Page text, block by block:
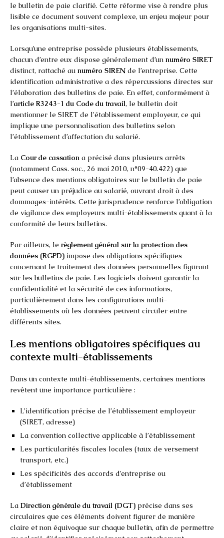
le bulletin de paie clarifié. Cette réforme vise à rendre plus
lisible ce document souvent complexe, un enjeu majeur pour
les organisations multi-sites.
Lorsqu’une entreprise possède plusieurs établissements,
chacun d’entre eux dispose généralement d’un numéro SIRET
distinct, rattaché au numéro SIREN de l’entreprise. Cette
identification administrative a des répercussions directes sur
l’élaboration des bulletins de paie. En effet, conformément à
l’article R3243-1 du Code du travail, le bulletin doit
mentionner le SIRET de l’établissement employeur, ce qui
implique une personnalisation des bulletins selon
l’établissement d’affectation du salarié.
La Cour de cassation a précisé dans plusieurs arrêts
(notamment Cass. soc., 26 mai 2010, n°09-40.422) que
l’absence des mentions obligatoires sur le bulletin de paie
peut causer un préjudice au salarié, ouvrant droit à des
dommages-intérêts. Cette jurisprudence renforce l’obligation
de vigilance des employeurs multi-établissements quant à la
conformité de leurs bulletins.
Par ailleurs, le règlement général sur la protection des
données (RGPD) impose des obligations spécifiques
concernant le traitement des données personnelles figurant
sur les bulletins de paie. Les logiciels doivent garantir la
confidentialité et la sécurité de ces informations,
particulièrement dans les configurations multi-
établissements où les données peuvent circuler entre
différents sites.
Les mentions obligatoires spécifiques au
contexte multi-établissements
Dans un contexte multi-établissements, certaines mentions
revêtent une importance particulière :
L’identification précise de l’établissement employeur
(SIRET, adresse)
La convention collective applicable à l’établissement
Les particularités fiscales locales (taux de versement
transport, etc.)
Les spécificités des accords d’entreprise ou
d’établissement
La Direction générale du travail (DGT) précise dans ses
circulaires que ces éléments doivent figurer de manière
claire et non équivoque sur chaque bulletin, afin de permettre